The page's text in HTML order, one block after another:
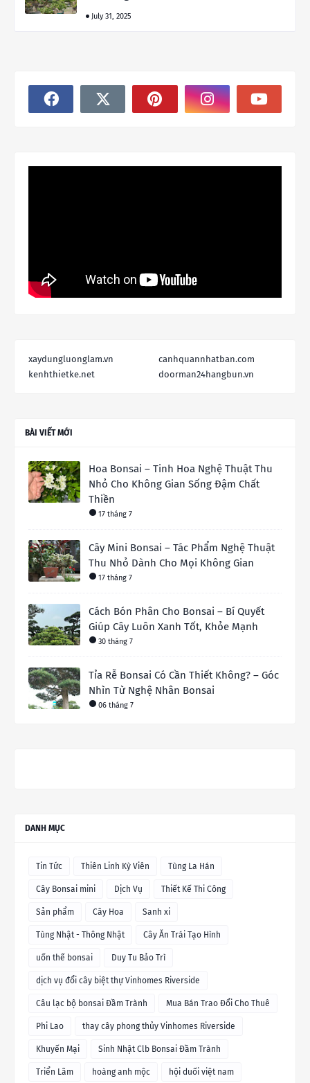
July 31, 2025
xaydungluonglam.vn
canhquannhatban.com
kenhthietke.net
doorman24hangbun.vn
BÀI VIẾT MỚI
Hoa Bonsai – Tinh Hoa Nghệ Thuật Thu
Nhỏ Cho Không Gian Sống Đậm Chất
Thiền
17 tháng 7
Cây Mini Bonsai – Tác Phẩm Nghệ Thuật
Thu Nhỏ Dành Cho Mọi Không Gian
17 tháng 7
Cách Bón Phân Cho Bonsai – Bí Quyết
Giúp Cây Luôn Xanh Tốt, Khỏe Mạnh
30 tháng 7
Tỉa Rễ Bonsai Có Cần Thiết Không? – Góc
Nhìn Từ Nghệ Nhân Bonsai
06 tháng 7
DANH MỤC
Tin Tức Thiên Linh Kỳ Viên Tùng La Hán
Cây Bonsai mini Dịch Vụ Thiết Kế Thi Công
Sản phẩm Cây Hoa Sanh xi
Tùng Nhật - Thông Nhật Cây Ăn Trái Tạo Hình
uốn thế bonsai Duy Tu Bảo Trì
dịch vụ đổi cây biệt thự Vinhomes Riverside
Câu lạc bộ bonsai Đầm Trành Mua Bán Trao Đổi Cho Thuê
Phi Lao thay cây phong thủy Vinhomes Riverside
Khuyến Mại Sinh Nhật Clb Bonsai Đầm Trành
Triển Lãm hoàng anh mộc hội duối việt nam